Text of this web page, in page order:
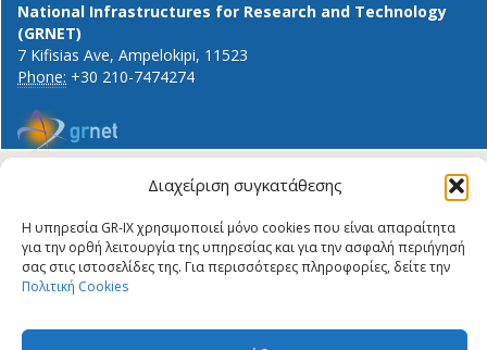
Διαχείριση συγκατάθεσης
Η υπηρεσία GR-IX χρησιμοποιεί μόνο cookies που είναι απαραίτητα
για την ορθή λειτουργία της υπηρεσίας και για την ασφαλή περιήγησή
σας στις ιστοσελίδες της. Για περισσότερες πληροφορίες, δείτε την
Πολιτική Cookies
National Infrastructures for Research and Technology
(GRNET)
7 Kifisias Ave, Ampelokipi, 11523
Phone: +30 210-7474274
General info and inquiries:
Members only:
GR-IX helpdesk
Peering contacts
ΔΉΛΩΣΗ ΙΔΙΩΤΙΚΌΤΗΤΑΣ
ΠΟΛΙΤΙΚΉ COOKIES
PRIVACY STATEMENT
ΠΟΛΙΤΙΚΉ COOKIES